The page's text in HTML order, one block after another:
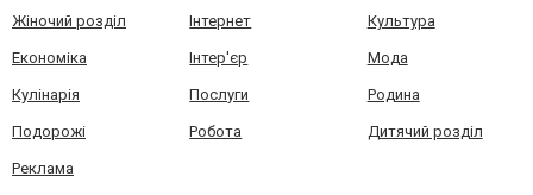
Жіночий розділ Інтернет Культура
Економіка Інтер'єр Мода
Кулінарія Послуги Родина
Подорожі Робота Дитячий розділ
Реклама